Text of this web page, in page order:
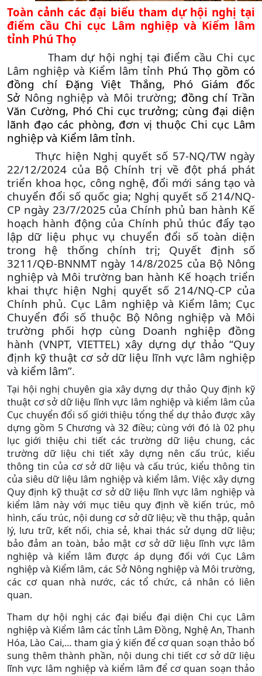
Toàn cảnh các đại biểu tham dự hội nghị tại
điểm cầu Chi cục Lâm nghiệp và Kiểm lâm
tỉnh Phú Thọ
Tham dự hội nghị tại điểm cầu Chi cục
Lâm nghiệp và Kiểm lâm tỉnh Phú Thọ gồm có
đồng chí Đặng Việt Thắng, Phó Giám đốc
Sở Nông nghiệp và Môi trường; đồng chí Trần
Văn Cường, Phó Chi cục trưởng; cùng đại diện
lãnh đạo các phòng, đơn vị thuộc Chi cục Lâm
nghiệp và Kiểm lâm tỉnh.
Thực hiện Nghị quyết số 57-NQ/TW ngày
22/12/2024 của Bộ Chính trị về đột phá phát
triển khoa học, công nghệ, đổi mới sáng tạo và
chuyển đổi số quốc gia; Nghị quyết số 214/NQ-
CP ngày 23/7/2025 của Chính phủ ban hành Kế
hoạch hành động của Chính phủ thúc đẩy tạo
lập dữ liệu phục vụ chuyển đổi số toàn diện
trong hệ thống chính trị; Quyết định số
3211/QĐ-BNNMT ngày 14/8/2025 của Bộ Nông
nghiệp và Môi trường ban hành Kế hoạch triển
khai thực hiện Nghị quyết số 214/NQ-CP của
Chính phủ. Cục Lâm nghiệp và Kiểm lâm; Cục
Chuyển đổi số thuộc Bộ Nông nghiệp và Môi
trường phối hợp cùng Doanh nghiệp đồng
hành (VNPT, VIETTEL) xây dựng dự thảo “Quy
định kỹ thuật cơ sở dữ liệu lĩnh vực lâm nghiệp
và kiểm lâm”.
Tại hội nghị chuyên gia xây dựng dự thảo Quy định kỹ
thuật cơ sở dữ liệu lĩnh vực lâm nghiệp và kiểm lâm của
Cục chuyển đổi số giới thiệu tổng thểdự thảo được xây
dựng gồm 5 Chương và 32 điều; cùng với đó là 02 phụ
lục giới thiệu chi tiết các trường dữ liệu chung, các
trường dữ liệu chi tiết xây dựng nên cấu trúc, kiểu
thông tin của cơ sở dữ liệu và cấu trúc, kiểu thông tin
của siêu dữ liệu lâm nghiệp và kiểm lâm. Việc xây dựng
Quy định kỹ thuật cơ sở dữ liệu lĩnh vực lâm nghiệp và
kiểm lâm này với mục tiêu quy định về kiến trúc, mô
hình, cấu trúc, nội dung cơ sở dữ liệu; về thu thập, quản
lý, lưu trữ, kết nối, chia sẻ, khai thác sử dụng dữ liệu;
bảo đảm an toàn, bảo mật cơ sở dữ liệu lĩnh vực lâm
nghiệp và kiểm lâm được áp dụng đối với Cục Lâm
nghiệp và Kiểm lâm, các Sở Nông nghiệp và Môi trường,
các cơ quan nhà nước, các tổ chức, cá nhân có liên
quan.
Tham dự hội nghị các đại biểu đại diện Chi cục Lâm
nghiệp và Kiểm lâm các tỉnh Lâm Đồng, Nghệ An, Thanh
Hóa, Lào Cai,… tham gia ý kiến để cơ quan soạn thảo bổ
sung thêm thành phần, nội dung chi tiết cơ sở dữ liệu
lĩnh vực lâm nghiệp và kiểm lâm để cơ quan soạn thảo